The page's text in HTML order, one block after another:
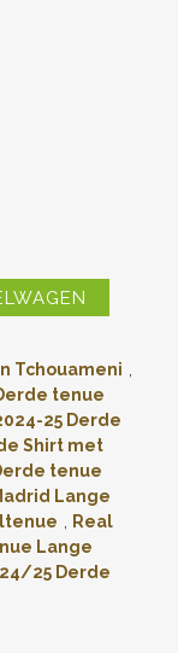
Tchouameni
tenue
25 Derde
Shirt met
tenue
Lange
Real
Lange
25 Derde